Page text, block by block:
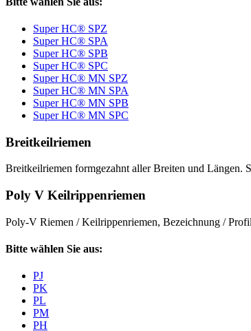
Super HC® SPZ
Super HC® SPA
Super HC® SPB
Super HC® SPC
Super HC® MN SPZ
Super HC® MN SPA
Super HC® MN SPB
Super HC® MN SPC
Breitkeilriemen
Breitkeilriemen formgezahnt aller Breiten und Längen.
Poly V Keilrippenriemen
Poly-V Riemen / Keilrippenriemen, Bezeichnung /
Bitte wählen Sie aus:
PJ
PK
PL
PM
PH